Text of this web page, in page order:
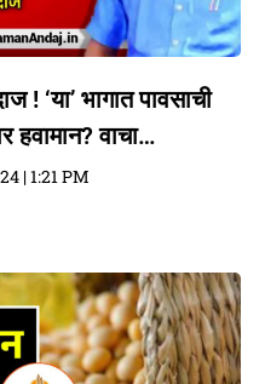
! ‘या’ भागात पावसाची
हवामान? वाचा…
1:21 PM